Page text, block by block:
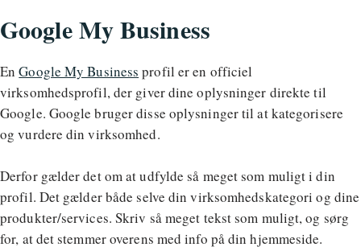
Google My Business
EnGoogle My Business profil er en officiel
virksomhedsprofil, der giver dine oplysninger direkte til
Google. Google bruger disse oplysninger til at kategorisere
og vurdere din virksomhed.
Derfor gælder det om at udfylde så meget som muligt i din
profil. Det gælder både selve din virksomhedskategori og dine
produkter/services. Skriv så meget tekst som muligt, og sørg
for, at det stemmer overens med info på din hjemmeside.